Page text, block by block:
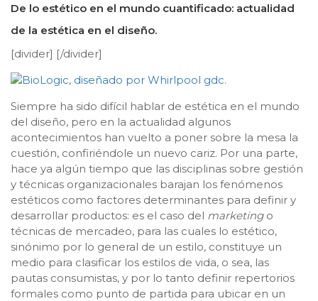
De lo estético en el mundo cuantificado: actualidad
de la estética en el diseño.
[divider] [/divider]
Siempre ha sido difícil hablar de estética en el mundo
del diseño, pero en la actualidad algunos
acontecimientos han vuelto a poner sobre la mesa la
cuestión, confiriéndole un nuevo cariz. Por una parte,
hace ya algún tiempo que las disciplinas sobre gestión
y técnicas organizacionales barajan los fenómenos
estéticos como factores determinantes para definir y
desarrollar productos: es el caso del marketing o
técnicas de mercadeo, para las cuales lo estético,
sinónimo por lo general de un estilo, constituye un
medio para clasificar los estilos de vida, o sea, las
pautas consumistas, y por lo tanto definir repertorios
formales como punto de partida para ubicar en un